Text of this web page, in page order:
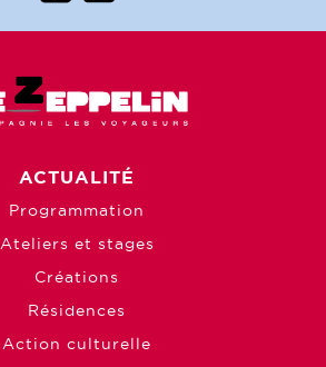
ACTUALITÉ
Programmation
Ateliers et stages
Créations
Résidences
Action culturelle